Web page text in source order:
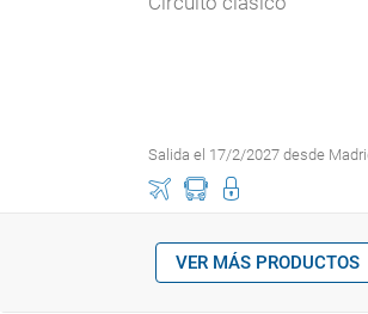
Salida el 17/2/2027 desde
VER MÁS PRODUCTOS